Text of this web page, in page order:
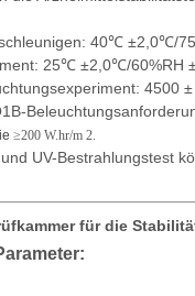
40℃ ±2,0℃/
25℃ ±2,0℃/60%RH
4500
≥200 W.hr/m 2.
UV-Bestrahlungstest
für die